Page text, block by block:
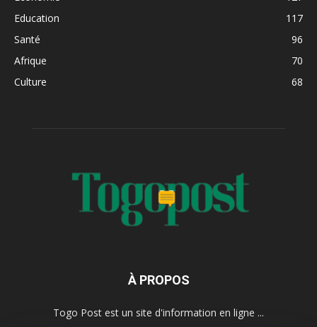
Education
117
Santé
96
Afrique
70
Culture
68
À PROPOS
Togo Post est un site d'information en ligne ...